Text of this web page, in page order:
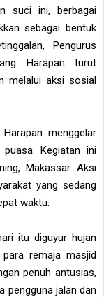
suci ini, berbagai
sebagai bentuk
Pengurus
Harapan turut
melalui aksi sosial
menggelar
Kegiatan ini
Makassar. Aksi
yang sedang
waktu.
itu diguyur hujan
remaja masjid
penuh antusias,
pengguna jalan dan